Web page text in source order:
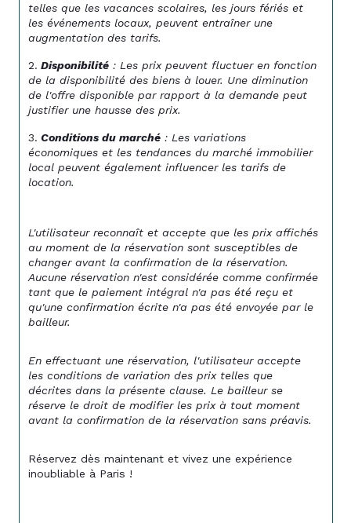
telles que les vacances scolaires, les jours fériés et
les événements locaux, peuvent entraîner une
augmentation des tarifs.
Disponibilité : Les prix peuvent fluctuer en fonction
de la disponibilité des biens à louer. Une diminution
de l'offre disponible par rapport à la demande peut
justifier une hausse des prix.
Conditions du marché : Les variations
économiques et les tendances du marché immobilier
local peuvent également influencer les tarifs de
location.
L'utilisateur reconnaît et accepte que les prix affichés
au moment de la réservation sont susceptibles de
changer avant la confirmation de la réservation.
Aucune réservation n'est considérée comme confirmée
tant que le paiement intégral n'a pas été reçu et
qu'une confirmation écrite n'a pas été envoyée par le
bailleur.
En effectuant une réservation, l'utilisateur accepte
les conditions de variation des prix telles que
décrites dans la présente clause. Le bailleur se
réserve le droit de modifier les prix à tout moment
avant la confirmation de la réservation sans préavis.
Réservez dès maintenant et vivez une expérience
inoubliable à Paris !